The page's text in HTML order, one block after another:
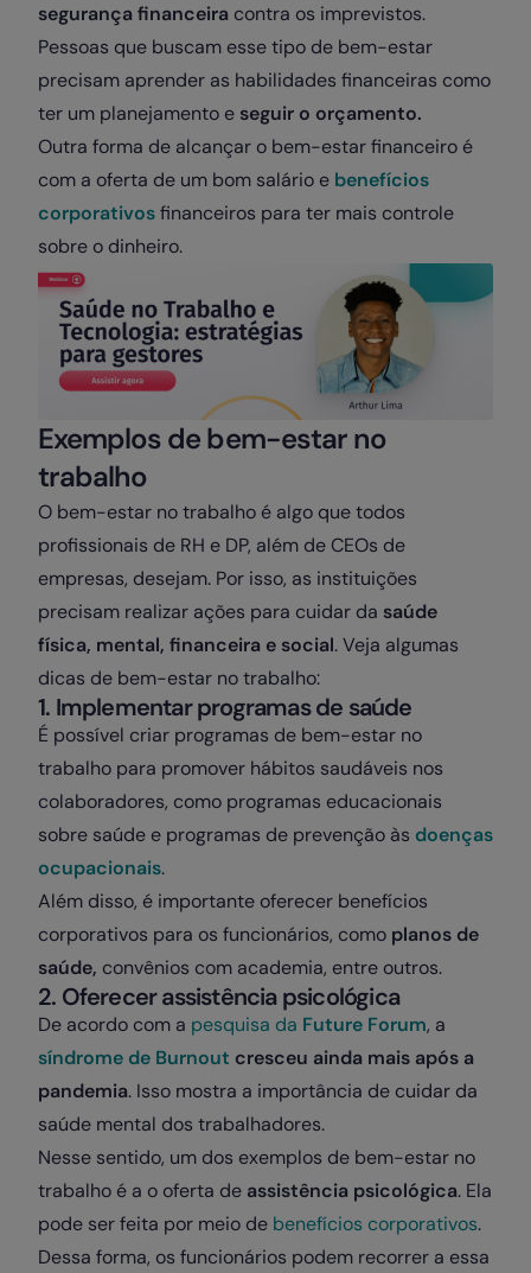
segurança financeira contra os imprevistos.
Pessoas que buscam esse tipo de bem-estar
precisam aprender as habilidades financeiras como
ter um planejamento e seguir o orçamento.
Outra forma de alcançar o bem-estar financeiro é
com a oferta de um bom salário e benefícios
corporativosfinanceiros para ter mais controle
sobre o dinheiro.
Exemplos de bem-estar no
trabalho
O bem-estar no trabalho é algo que todos
profissionais de RH e DP, além de CEOs de
empresas, desejam. Por isso, as instituições
precisam realizar ações para cuidar da saúde
física, mental, financeira e social. Veja algumas
dicas de bem-estar no trabalho:
1. Implementar programas de saúde
É possível criar programas de bem-estar no
trabalho para promover hábitos saudáveis nos
colaboradores, como programas educacionais
sobre saúde e programas de prevenção às doenças
ocupacionais.
Além disso, é importante oferecer benefícios
corporativos para os funcionários, como planos de
saúde, convênios com academia, entre outros.
2. Oferecer assistência psicológica
De acordo com a pesquisa da Future Forum, a
síndrome de Burnout cresceu ainda mais após a
pandemia. Isso mostra a importância de cuidar da
saúde mental dos trabalhadores.
Nesse sentido, um dos exemplos de bem-estar no
trabalho é a o oferta de assistência psicológica. Ela
pode ser feita por meio de benefícios corporativos.
Dessa forma, os funcionários podem recorrer a essa